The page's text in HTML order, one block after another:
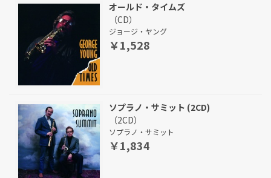
オールド・タイムズ
（CD）
ジョージ・ヤング
￥1,528
ソプラノ・サミット (2CD)
（2CD）
ソプラノ・サミット
￥1,834